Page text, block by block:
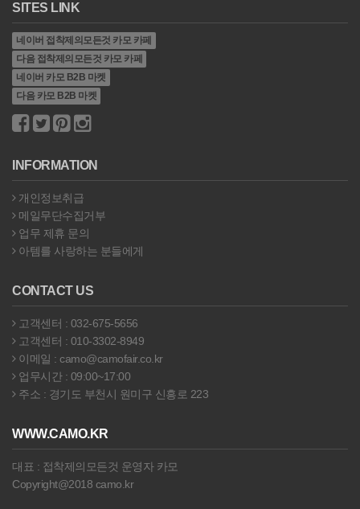
SITES LINK
네이버 접착제의모든것 카모 카페
다음 접착제의모든것 카모 카페
네이버 카모 B2B 마켓
다음 카모 B2B 마켓
INFORMATION
개인정보취급
메일무단수집거부
업무 제휴 문의
아템를 사랑하는 분들에게
CONTACT US
고객센터 : 032-675-5656
고객센터 : 010-3302-8949
이메일 : camo@camofair.co.kr
업무시간 : 09:00~17:00
주소 : 경기도 부천시 원미구 신흥로 223
WWW.CAMO.KR
대표 : 접착제의모든것 운영자 카모
Copyright@2018 camo.kr